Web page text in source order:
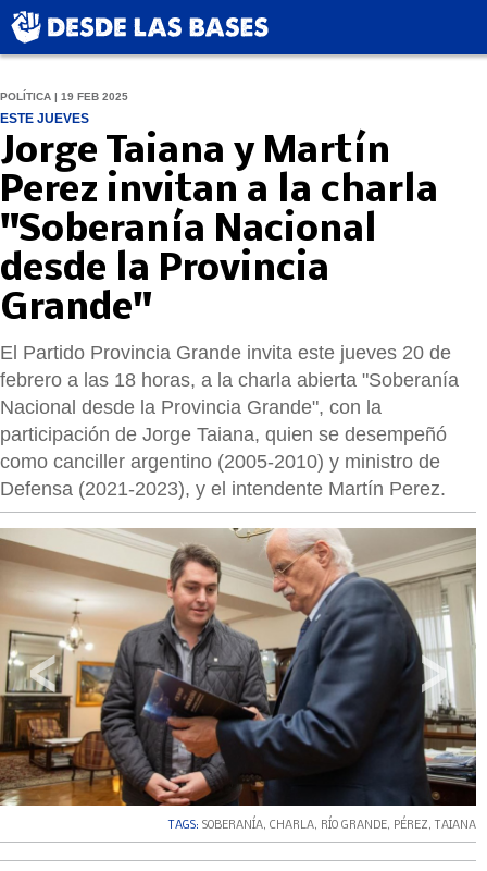
POLÍTICA | 19 FEB 2025
ESTE JUEVES
Jorge Taiana y Martín
Perez invitan a la charla
"Soberanía Nacional
desde la Provincia
Grande"
El Partido Provincia Grande invita este jueves 20 de
febrero a las 18 horas, a la charla abierta "Soberanía
Nacional desde la Provincia Grande", con la
participación de Jorge Taiana, quien se desempeñó
como canciller argentino (2005-2010) y ministro de
Defensa (2021-2023), y el intendente Martín Perez.
‹ ›
TAGS: SOBERANÍA, CHARLA, RÍO GRANDE, PÉREZ, TAIANA